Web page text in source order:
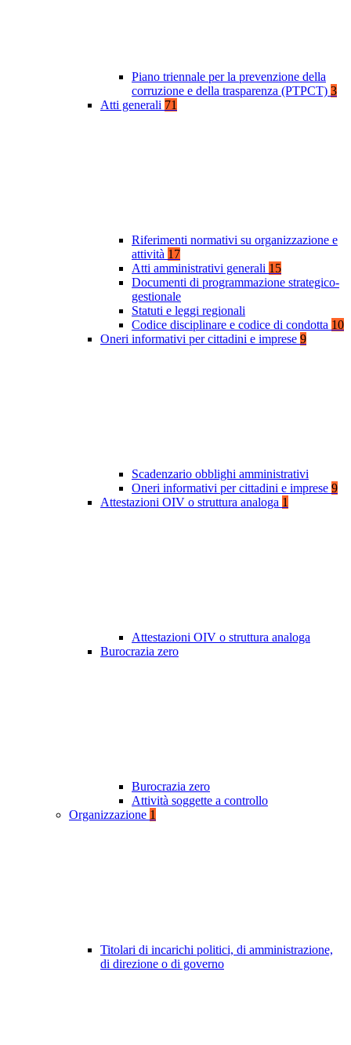
Piano triennale per la prevenzione della
corruzione e della trasparenza (PTPCT) 3
Atti generali 71
Riferimenti normativi su organizzazione e
attività 17
Atti amministrativi generali 15
Documenti di programmazione strategico-
gestionale
Statuti e leggi regionali
Codice disciplinare e codice di condotta 10
Oneri informativi per cittadini e imprese 9
Scadenzario obblighi amministrativi
Oneri informativi per cittadini e imprese 9
Attestazioni OIV o struttura analoga 1
Attestazioni OIV o struttura analoga
Burocrazia zero
Burocrazia zero
Attività soggette a controllo
Organizzazione 1
Titolari di incarichi politici, di amministrazione,
di direzione o di governo